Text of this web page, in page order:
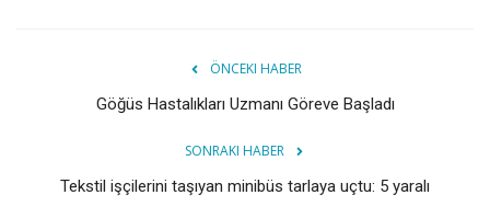
ÖNCEKI HABER
Göğüs Hastalıkları Uzmanı Göreve Başladı
SONRAKI HABER
Tekstil işçilerini taşıyan minibüs tarlaya uçtu: 5 yaralı